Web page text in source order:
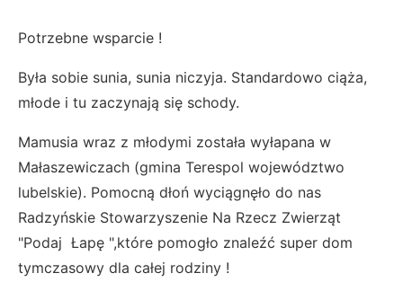
Potrzebne wsparcie !
Była sobie sunia, sunia niczyja. Standardowo ciąża,
młode i tu zaczynają się schody.
Mamusia wraz z młodymi została wyłapana w
Małaszewiczach (gmina Terespol województwo
lubelskie). Pomocną dłoń wyciągnęło do nas
Radzyńskie Stowarzyszenie Na Rzecz Zwierząt
"Podaj Łapę ",które pomogło znaleźć super dom
tymczasowy dla całej rodziny !